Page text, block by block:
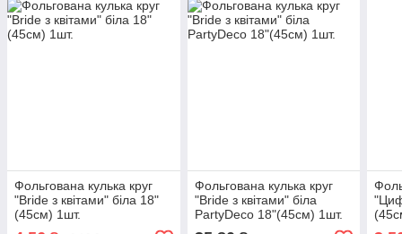
Фольгована кулька круг
"Bride з квітами" біла 18"
(45см) 1шт.
Фольгована кулька круг
"Bride з квітами" біла
PartyDeco 18"(45см) 1шт.